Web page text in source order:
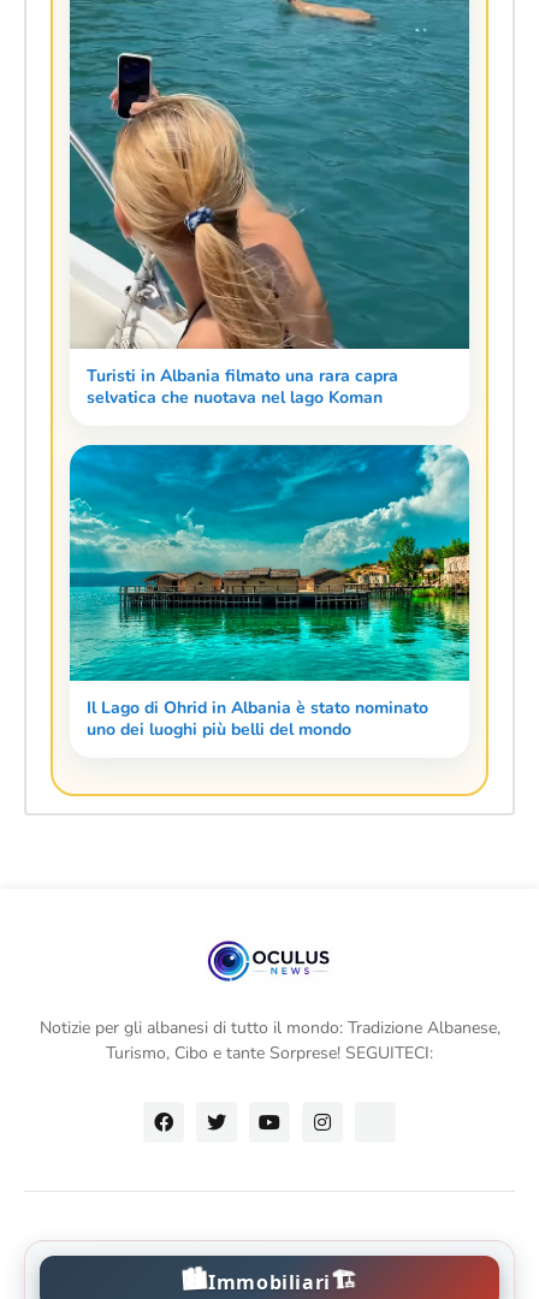
Turisti in Albania filmato una rara capra
selvatica che nuotava nel lago Koman
Il Lago di Ohrid in Albania è stato nominato
uno dei luoghi più belli del mondo
Notizie per gli albanesi di tutto il mondo: Tradizione Albanese,
Turismo, Cibo e tante Sorprese! SEGUITECI:
🏙️Immobiliari🏗️